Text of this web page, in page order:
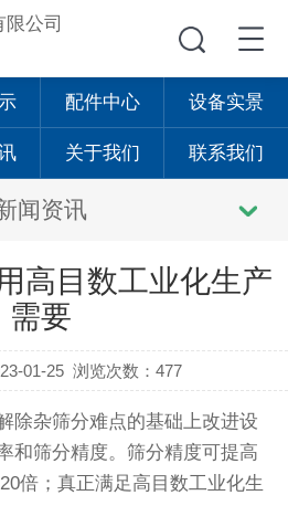
配件中心 设备实景
关于我们 联系我们
闻资讯
高目数工业化生产
需要
01-25 浏览次数：477
除杂筛分难点的基础上改进设
和筛分精度。筛分精度可提高
倍；真正满足高目数工业化生